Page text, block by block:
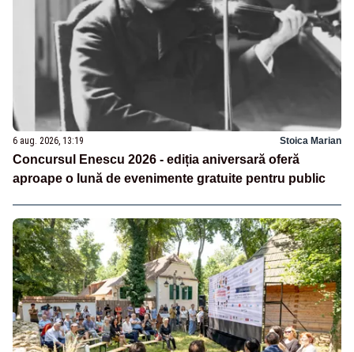
6 aug. 2026, 13:19 Stoica Marian
Concursul Enescu 2026 - ediția aniversară oferă
aproape o lună de evenimente gratuite pentru public